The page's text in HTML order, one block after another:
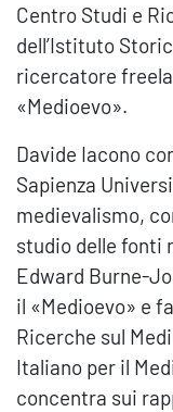
Centro Studi e
dell’Istituto
ricercatore
«Medioevo».
Davide Iacono
Sapienza
medievalismo,
studio delle fonti
Edward Burne-
il «Medioevo» e
Ricerche sul
Italiano per il
concentra sui